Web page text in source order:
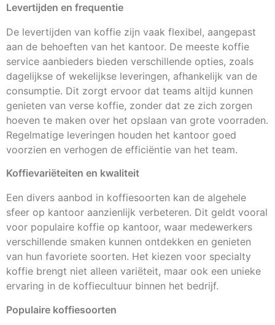
Levertijden en frequentie
De levertijden van koffie zijn vaak flexibel, aangepast
aan de behoeften van het kantoor. De meeste koffie
service aanbieders bieden verschillende opties, zoals
dagelijkse of wekelijkse leveringen, afhankelijk van de
consumptie. Dit zorgt ervoor dat teams altijd kunnen
genieten van verse koffie, zonder dat ze zich zorgen
hoeven te maken over het opslaan van grote voorraden.
Regelmatige leveringen houden het kantoor goed
voorzien en verhogen de efficiëntie van het team.
Koffievariëteiten en kwaliteit
Een divers aanbod in koffiesoorten kan de algehele
sfeer op kantoor aanzienlijk verbeteren. Dit geldt vooral
voor populaire koffie op kantoor, waar medewerkers
verschillende smaken kunnen ontdekken en genieten
van hun favoriete soorten. Het kiezen voor specialty
koffie brengt niet alleen variëteit, maar ook een unieke
ervaring in de koffiecultuur binnen het bedrijf.
Populaire koffiesoorten